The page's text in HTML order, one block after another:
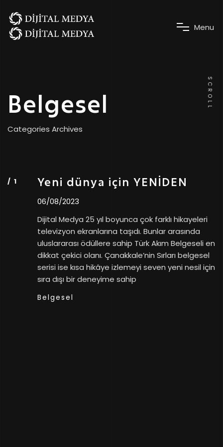
Menu
Belgesel
Categories Archives
SCROLL
Yeni dünya için YENİDEN
06/08/2023
Dijital Medya 25 yıl boyunca çok farklı hikayeleri
televizyon ekranlarına taşıdı. Bunlar arasında
uluslararası ödüllere sahip Türk Akım Belgeseli en
dikkat çekici olanı. Çanakkale’nin Sırları belgesel
serisi ise kısa hikâye izlemeyi seven yeni nesil için
sıra dışı bir deneyime sahip
Belgesel